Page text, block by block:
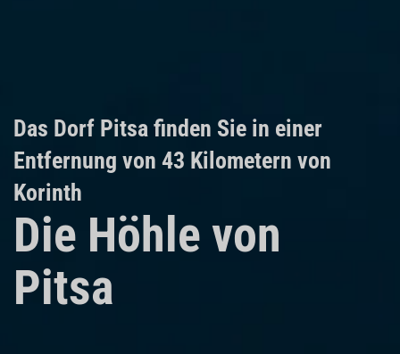
Das Dorf Pitsa finden Sie in einer
Entfernung von 43 Kilometern von
Korinth
Die Höhle von
Pitsa